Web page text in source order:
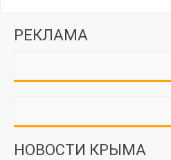
РЕКЛАМА
НОВОСТИ КРЫМА